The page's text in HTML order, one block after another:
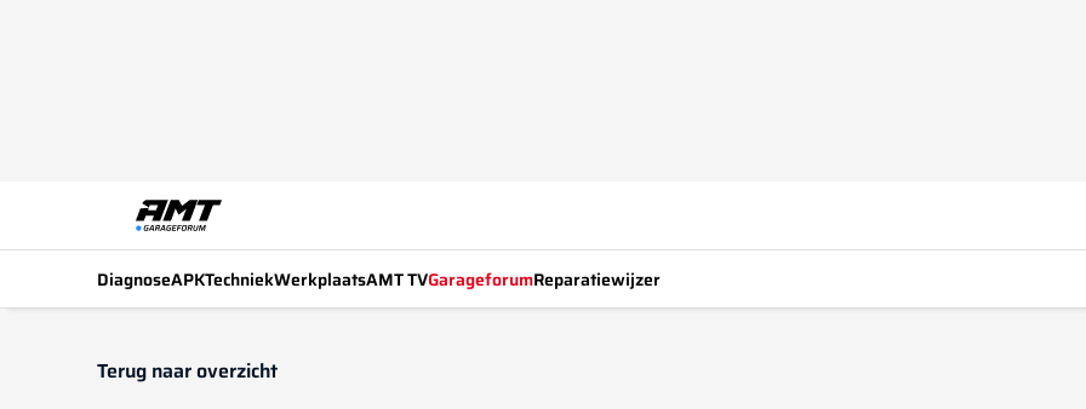
DiagnoseAPKTechniekWerkplaatsAMT TVGarageforumReparatiewijzer
Terug naar overzicht